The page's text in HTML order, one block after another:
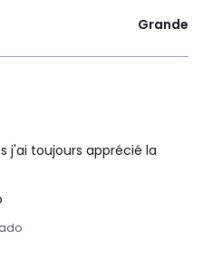
Grande
j'ai toujours apprécié la